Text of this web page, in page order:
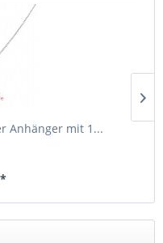
Anhänger mit 1...